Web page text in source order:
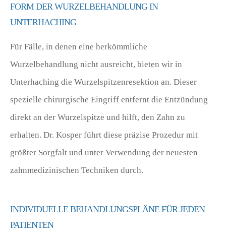
FORM DER WURZELBEHANDLUNG IN
UNTERHACHING
Für Fälle, in denen eine herkömmliche
Wurzelbehandlung nicht ausreicht, bieten wir in
Unterhaching die Wurzelspitzenresektion an. Dieser
spezielle chirurgische Eingriff entfernt die Entzündung
direkt an der Wurzelspitze und hilft, den Zahn zu
erhalten. Dr. Kosper führt diese präzise Prozedur mit
größter Sorgfalt und unter Verwendung der neuesten
zahnmedizinischen Techniken durch.
INDIVIDUELLE BEHANDLUNGSPLÄNE FÜR JEDEN
PATIENTEN